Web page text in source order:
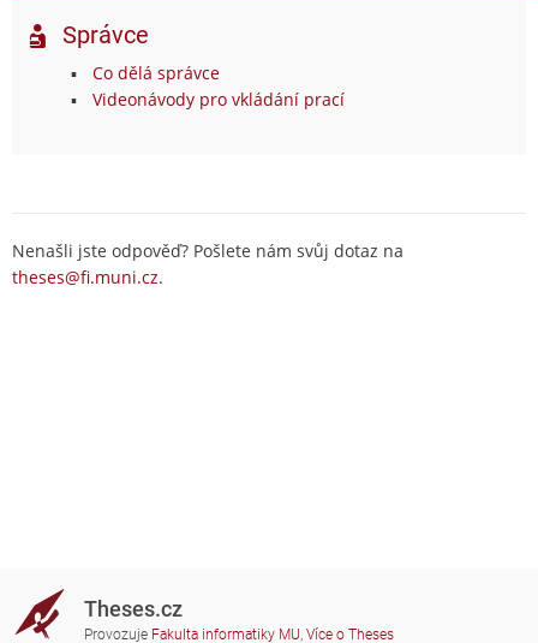
Správce
Co dělá správce
Videonávody pro vkládání prací
Nenašli jste odpověď? Pošlete nám svůj dotaz na
theses@fi.muni.cz.
Theses.cz
Provozuje Fakulta informatiky MU, Více o Theses